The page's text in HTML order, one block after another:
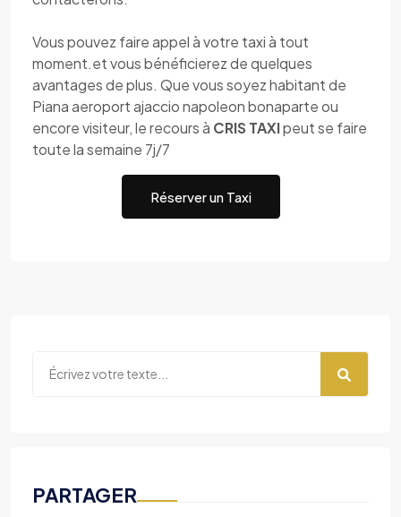
Vous pouvez faire appel à votre taxi à tout
moment.et vous bénéficierez de quelques
avantages de plus. Que vous soyez habitant de
Piana aeroport ajaccio napoleon bonaparte ou
encore visiteur, le recours à CRIS TAXIpeut se faire
toute la semaine 7j/7
Réserver un Taxi
PARTAGER